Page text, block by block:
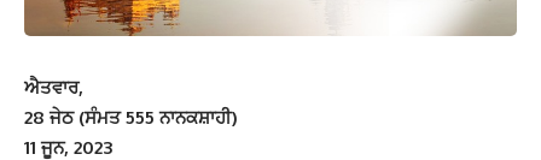
ਐਤਵਾਰ,
28 ਜੇਠ (ਸੰਮਤ 555 ਨਾਨਕਸ਼ਾਹੀ)
11 ਜੂਨ, 2023